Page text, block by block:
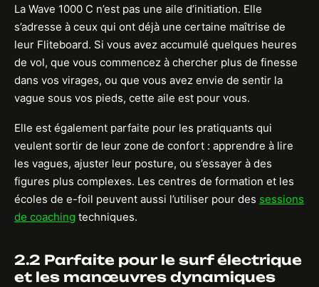
La Wave 1000 C n’est pas une aile d’initiation. Elle
s’adresse à ceux qui ont déjà une certaine maîtrise de
leur Fliteboard. Si vous avez accumulé quelques heures
de vol, que vous commencez à chercher plus de finesse
dans vos virages, ou que vous avez envie de sentir la
vague sous vos pieds, cette aile est pour vous.
Elle est également parfaite pour les pratiquants qui
veulent sortir de leur zone de confort : apprendre à lire
les vagues, ajuster leur posture, ou s’essayer à des
figures plus complexes. Les centres de formation et les
écoles de e-foil peuvent aussi l’utiliser pour des sessions
de coaching techniques.
2.2 Parfaite pour le surf électrique
et les manœuvres dynamiques